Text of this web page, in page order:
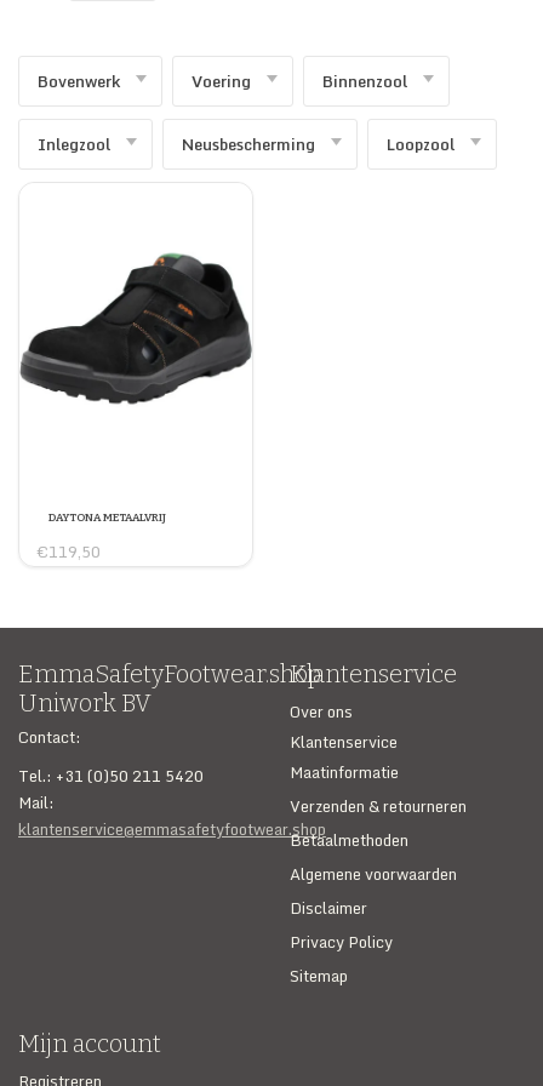
Bovenwerk Voering Binnenzool
Inlegzool Neusbescherming Loopzool
DAYTONA METAALVRIJ
€119,50
EmmaSafetyFootwear.shop
Uniwork BV
Contact:
Tel.: +31 (0)50 211 5420
Mail:
klantenservice@emmasafetyfootwear.shop
Klantenservice
Over ons
Klantenservice
Maatinformatie
Verzenden & retourneren
Betaalmethoden
Algemene voorwaarden
Disclaimer
Privacy Policy
Sitemap
Mijn account